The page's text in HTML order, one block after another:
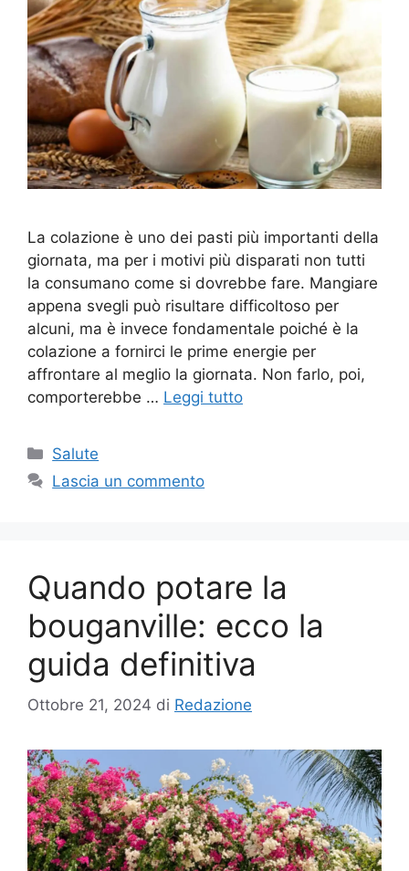
La colazione è uno dei pasti più importanti della
giornata, ma per i motivi più disparati non tutti
la consumano come si dovrebbe fare. Mangiare
appena svegli può risultare difficoltoso per
alcuni, ma è invece fondamentale poiché è la
colazione a fornirci le prime energie per
affrontare al meglio la giornata. Non farlo, poi,
comporterebbe … Leggi tutto
Categorie
Salute
Lascia un commento
Quando potare la
bouganville: ecco la
guida definitiva
Ottobre 21, 2024 di Redazione